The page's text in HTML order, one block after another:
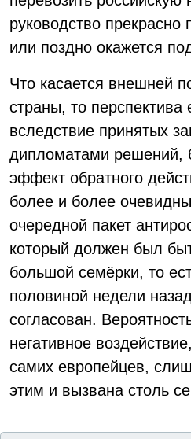
руководство
или поздно окажется
Что касается внешней
страны, то перспектива
вследствие принятых
дипломатами решений,
эффект обратного
более и более
очередной пакет
который должен был
большой семёрки, то
половиной недели
согласован.
негативное
самих европейцев,
этим и вызвана столь